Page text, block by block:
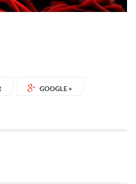
GOOGLE +